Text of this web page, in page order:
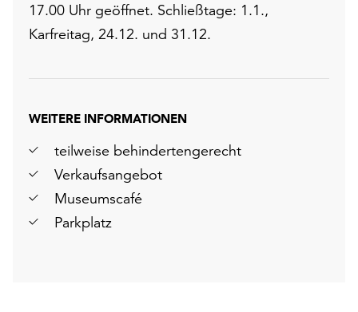
17.00 Uhr geöffnet. Schließtage: 1.1.,
Karfreitag, 24.12. und 31.12.
WEITERE INFORMATIONEN
teilweise behindertengerecht
Verkaufsangebot
Museumscafé
Parkplatz